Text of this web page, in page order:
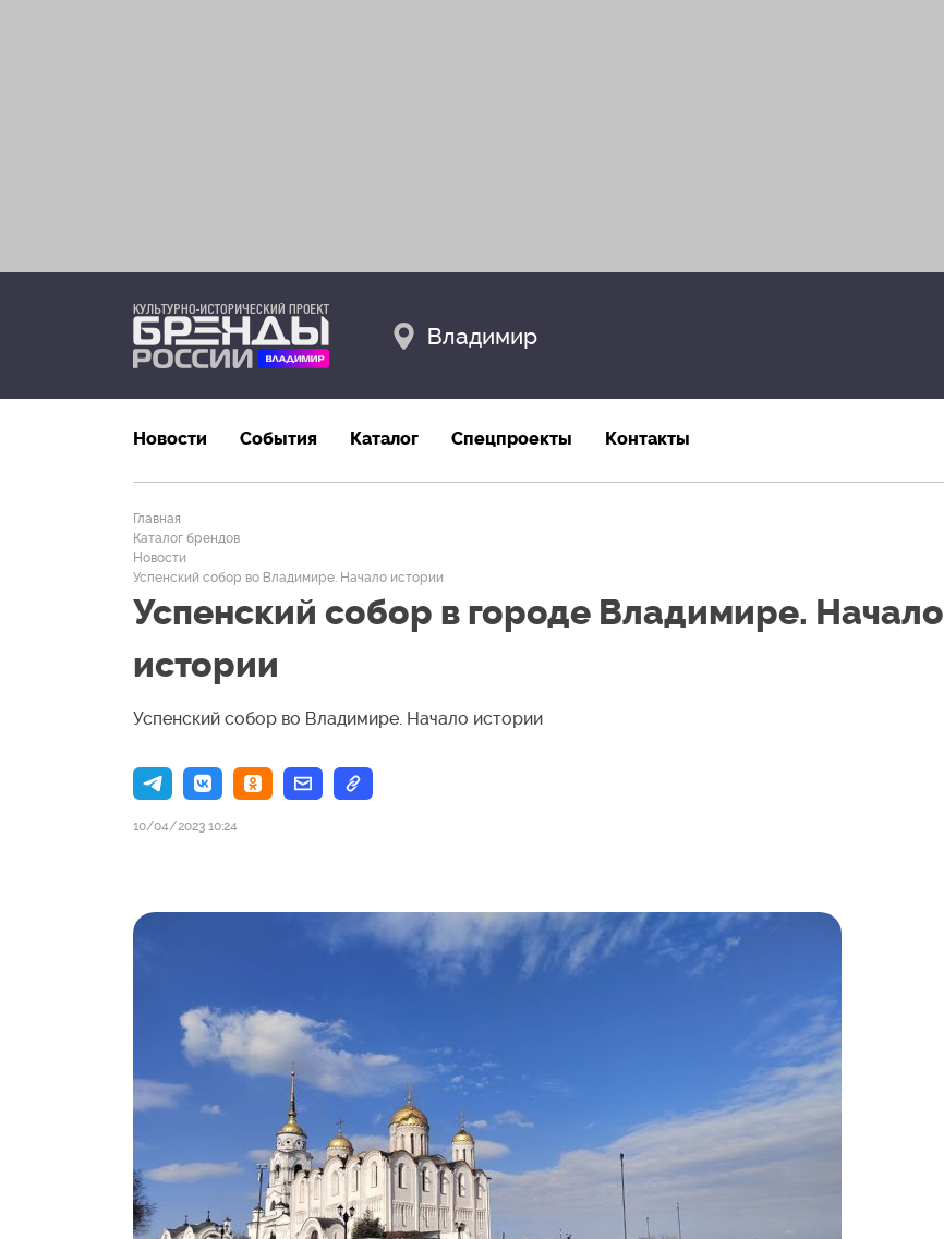
Владимир
Новости События Каталог Спецпроекты Контакты
Главная
Каталог брендов
Новости
Успенский собор во Владимире. Начало истории
Успенский собор в городе Владимире. Начало
истории
Успенский собор во Владимире. Начало истории
10/04/2023 10:24